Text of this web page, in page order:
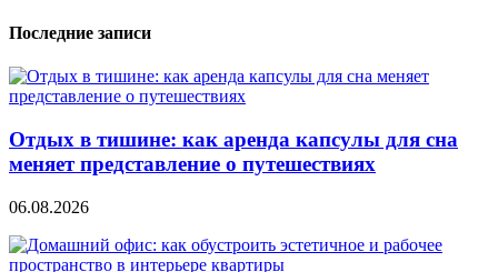
Последние записи
Отдых в тишине: как аренда капсулы для сна
меняет представление о путешествиях
06.08.2026